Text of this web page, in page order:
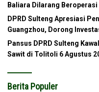
Baliara Dilarang Beroperasi
DPRD Sulteng Apresiasi
Guangzhou, Dorong
Pansus DPRD Sulteng
Sawit di Tolitoli 6 Agustus
Berita Populer